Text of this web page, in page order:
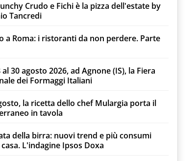
Crudo e Fichi è la pizza dell'estate by
Tancredi
a Roma: i ristoranti da non perdere. Parte
al 30 agosto 2026, ad Agnone (IS), la Fiera
dei Formaggi Italiani
la ricetta dello chef Mulargia porta il
in tavola
della birra: nuovi trend e più consumi
L'indagine Ipsos Doxa